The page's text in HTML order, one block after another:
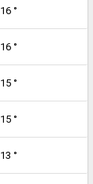
16 °
16 °
15 °
15 °
13 °